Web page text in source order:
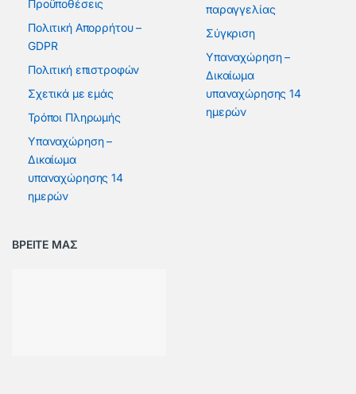
Προϋποθέσεις
Πολιτική Απορρήτου –
GDPR
Πολιτική επιστροφών
Σχετικά με εμάς
Τρόποι Πληρωμής
Υπαναχώρηση –
Δικαίωμα
υπαναχώρησης 14
ημερών
παραγγελίας
Σύγκριση
Υπαναχώρηση –
Δικαίωμα
υπαναχώρησης 14
ημερών
ΒΡΕΙΤΕ ΜΑΣ